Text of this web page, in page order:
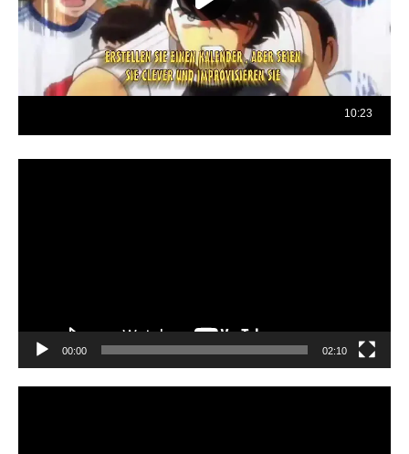
00:00 02:10